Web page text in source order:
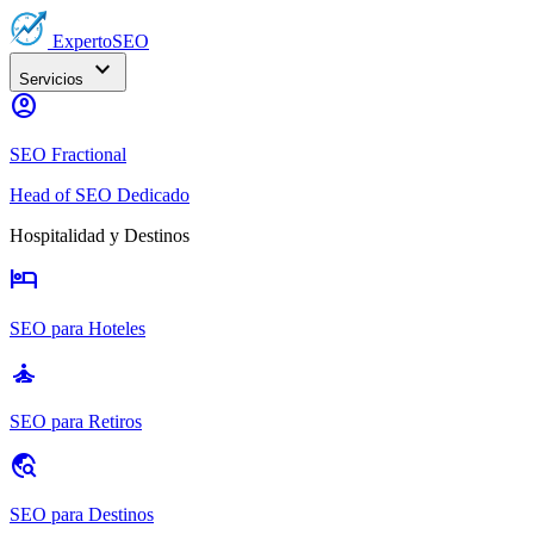
ExpertoSEO
Servicios
expand_more
account_circle
SEO Fractional
Head of SEO Dedicado
Hospitalidad y Destinos
hotel
SEO para Hoteles
self_improvement
SEO para Retiros
travel_explore
SEO para Destinos